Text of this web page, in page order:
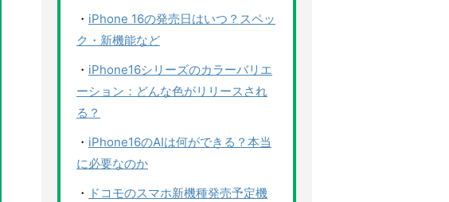
・ iPhone 16の発売日はいつ？スペッ
ク・新機能など
・ iPhone16シリーズのカラーバリエ
ーション：どんな色がリリースされ
る？
・ iPhone16のAIは何ができる？本当
に必要なのか
・ ドコモのスマホ新機種発売予定機